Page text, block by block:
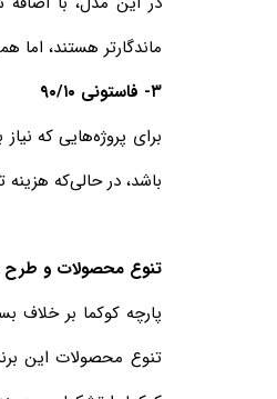
ماندگارتر هستند، اما
۳- فاستونی ۹۰/۱۰
باشد، در حالی‌که
تنوع محصولات و طرح
پارچه کوکما بر خلاف
تنوع محصولات این